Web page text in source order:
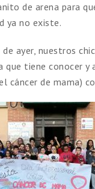
de arena para
ya no existe.
ayer, nuestros
que tiene conocer y
cáncer de mama)